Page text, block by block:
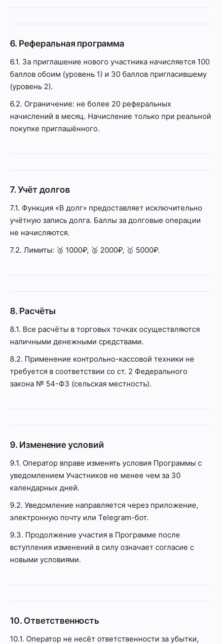
6. Реферальная программа
6.1. За приглашение нового участника начисляется 100
баллов обоим (уровень 1) и 30 баллов пригласившему
(уровень 2).
6.2. Ограничение: не более 20 реферальных
начислений в месяц. Начисление только при реальной
покупке приглашённого.
7. Учёт долгов
7.1. Функция «В долг» предоставляет исключительно
учётную запись долга. Баллы за долговые операции
не начисляются.
7.2. Лимиты: 🥉 1000₽, 🥈 2000₽, 🥇 5000₽.
8. Расчёты
8.1. Все расчёты в торговых точках осуществляются
наличными денежными средствами.
8.2. Применение контрольно-кассовой техники не
требуется в соответствии со ст. 2 Федерального
закона № 54-ФЗ (сельская местность).
9. Изменение условий
9.1. Оператор вправе изменять условия Программы с
уведомлением Участников не менее чем за 30
календарных дней.
9.2. Уведомление направляется через приложение,
электронную почту или Telegram-бот.
9.3. Продолжение участия в Программе после
вступления изменений в силу означает согласие с
новыми условиями.
10. Ответственность
10.1. Оператор не несёт ответственности за убытки,